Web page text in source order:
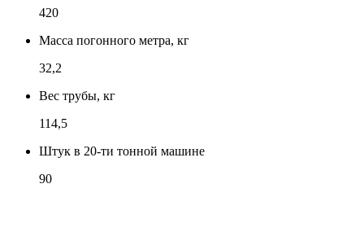
420
Масса погонного метра, кг
32,2
Вес трубы, кг
114,5
Штук в 20-ти тонной машине
90